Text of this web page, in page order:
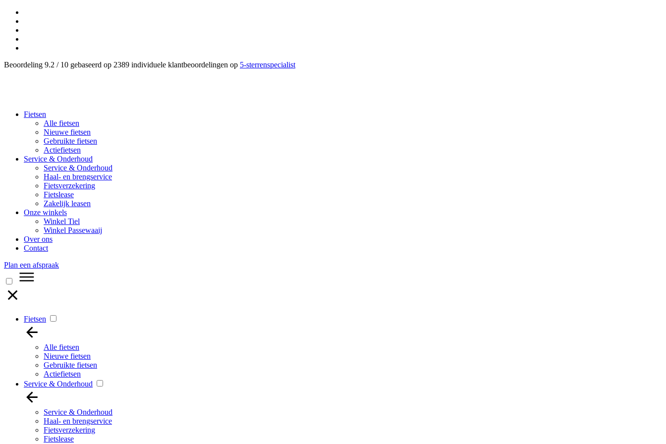
Beoordeling 9.2 / 10 gebaseerd op 2389 individuele klantbeoordelingen op 5-sterrenspecialist
Fietsen
Alle fietsen
Nieuwe fietsen
Gebruikte fietsen
Actiefietsen
Service & Onderhoud
Service & Onderhoud
Haal- en brengservice
Fietsverzekering
Fietslease
Zakelijk leasen
Onze winkels
Winkel Tiel
Winkel Passewaaij
Over ons
Contact
Plan een afspraak
Fietsen
Alle fietsen
Nieuwe fietsen
Gebruikte fietsen
Actiefietsen
Service & Onderhoud
Service & Onderhoud
Haal- en brengservice
Fietsverzekering
Fietslease